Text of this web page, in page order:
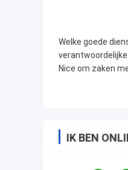
Welke goede
verantwoordelijke
Nice om zaken
IK BEN